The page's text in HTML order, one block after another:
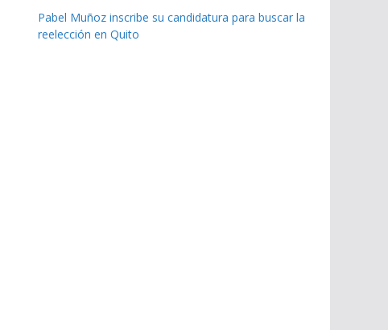
Pabel Muñoz inscribe su candidatura para buscar la
reelección en Quito